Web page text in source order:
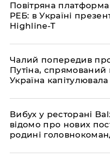
​Повітряна платформа
РЕБ: в Україні
Highline-T
​Чалий попередив
Путіна, спрямований
Україна капітулювала
​Вибух у ресторані
відомо про нових
родині